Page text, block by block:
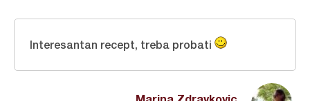
Marina Zdravkovic
Interesantan recept, treba probati